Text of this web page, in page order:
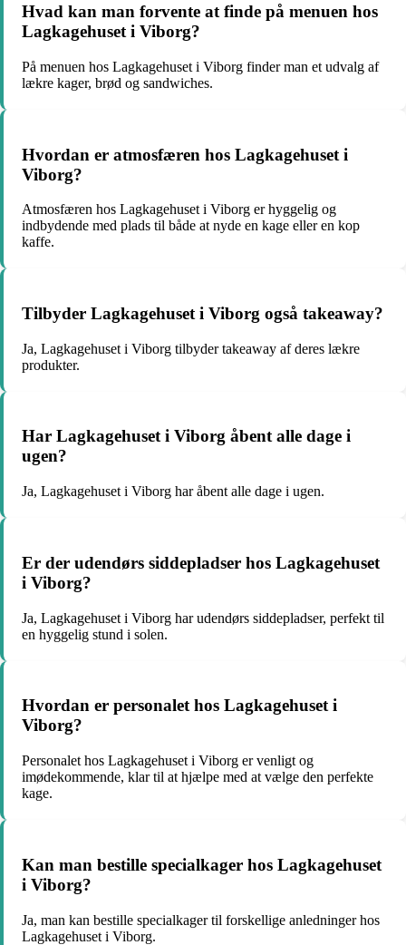
Hvad kan man forvente at finde på menuen hos
Lagkagehuset i Viborg?
På menuen hos Lagkagehuset i Viborg finder man et udvalg af
lækre kager, brød og sandwiches.
Hvordan er atmosfæren hos Lagkagehuset i
Viborg?
Atmosfæren hos Lagkagehuset i Viborg er hyggelig og
indbydende med plads til både at nyde en kage eller en kop
kaffe.
Tilbyder Lagkagehuset i Viborg også takeaway?
Ja, Lagkagehuset i Viborg tilbyder takeaway af deres lækre
produkter.
Har Lagkagehuset i Viborg åbent alle dage i
ugen?
Ja, Lagkagehuset i Viborg har åbent alle dage i ugen.
Er der udendørs siddepladser hos Lagkagehuset
i Viborg?
Ja, Lagkagehuset i Viborg har udendørs siddepladser, perfekt til
en hyggelig stund i solen.
Hvordan er personalet hos Lagkagehuset i
Viborg?
Personalet hos Lagkagehuset i Viborg er venligt og
imødekommende, klar til at hjælpe med at vælge den perfekte
kage.
Kan man bestille specialkager hos Lagkagehuset
i Viborg?
Ja, man kan bestille specialkager til forskellige anledninger hos
Lagkagehuset i Viborg.